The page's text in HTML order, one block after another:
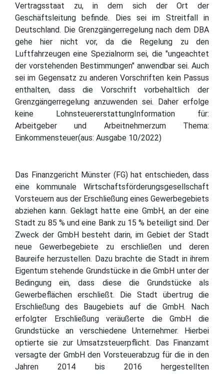
Vertragsstaat zu, in dem sich der Ort der
Geschäftsleitung befinde. Dies sei im Streitfall in
Deutschland. Die Grenzgängerregelung nach dem DBA
gehe hier nicht vor, da die Regelung zu den
Luftfahrzeugen eine Spezialnorm sei, die "ungeachtet
der vorstehenden Bestimmungen" anwendbar sei. Auch
sei im Gegensatz zu anderen Vorschriften kein Passus
enthalten, dass die Vorschrift vorbehaltlich der
Grenzgängerregelung anzuwenden sei. Daher erfolge
keine LohnsteuererstattungInformation für:
Arbeitgeber und Arbeitnehmerzum Thema:
Einkommensteuer(aus: Ausgabe 10/2022)
Das Finanzgericht Münster (FG) hat entschieden, dass
eine kommunale Wirtschaftsförderungsgesellschaft
Vorsteuern aus der Erschließung eines Gewerbegebiets
abziehen kann. Geklagt hatte eine GmbH, an der eine
Stadt zu 85 % und eine Bank zu 15 % beteiligt sind. Der
Zweck der GmbH besteht darin, im Gebiet der Stadt
neue Gewerbegebiete zu erschließen und deren
Baureife herzustellen. Dazu brachte die Stadt in ihrem
Eigentum stehende Grundstücke in die GmbH unter der
Bedingung ein, dass diese die Grundstücke als
Gewerbeflächen erschließt. Die Stadt übertrug die
Erschließung des Baugebiets auf die GmbH. Nach
erfolgter Erschließung veräußerte die GmbH die
Grundstücke an verschiedene Unternehmer. Hierbei
optierte sie zur Umsatzsteuerpflicht. Das Finanzamt
versagte der GmbH den Vorsteuerabzug für die in den
Jahren 2014 bis 2016 hergestellten